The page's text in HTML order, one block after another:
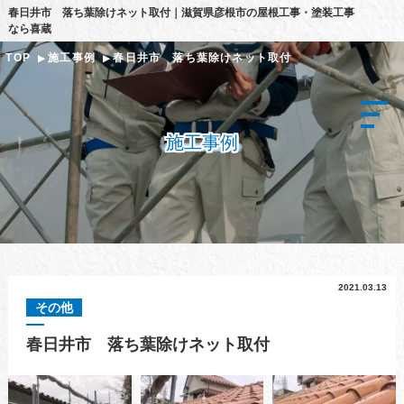
春日井市 落ち葉除けネット取付｜滋賀県彦根市の屋根工事・塗装工事
なら喜蔵
TOP 施工事例 春日井市 落ち葉除けネット取付
施工事例
2021.03.13
その他
春日井市 落ち葉除けネット取付